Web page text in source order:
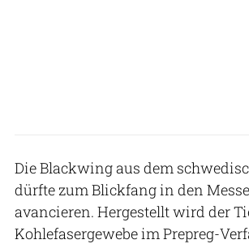
Die Blackwing aus dem
dürfte zum Blickfang in den
avancieren. Hergestellt wird der
Kohlefasergewebe im Prepreg-